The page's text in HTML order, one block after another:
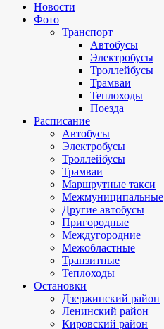
Новости
Фото
Транспорт
Автобусы
Электробусы
Троллейбусы
Трамваи
Теплоходы
Поезда
Расписание
Автобусы
Электробусы
Троллейбусы
Трамваи
Маршрутные такси
Межмуниципальные
Другие автобусы
Пригородные
Междугородние
Межобластные
Транзитные
Теплоходы
Остановки
Дзержинский район
Ленинский район
Кировский район